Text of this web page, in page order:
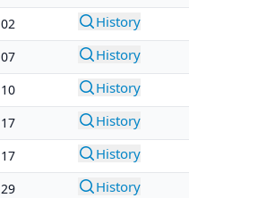
History
History
History
History
History
History